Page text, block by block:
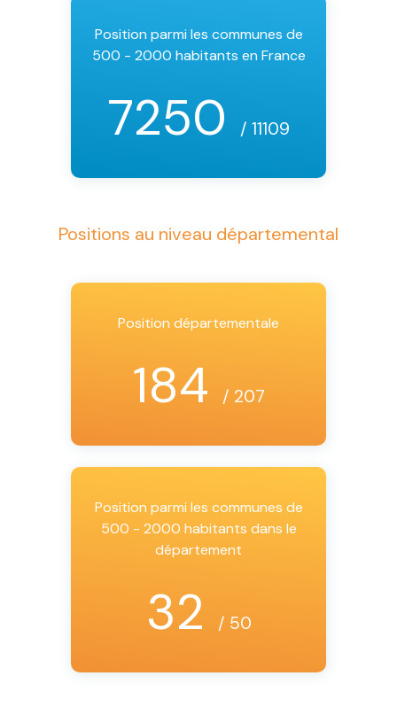
Position parmi les communes de
500 - 2000 habitants en France
7250 / 11109
Positions au niveau départemental
Position départementale
184 / 207
Position parmi les communes de
500 - 2000 habitants dans le
département
32 / 50